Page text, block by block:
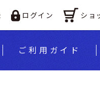
ログイン ショ
ご利⽤ガイド